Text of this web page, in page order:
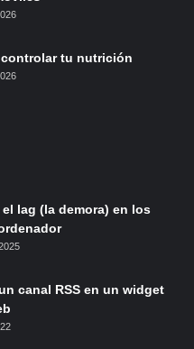
tu nutrición
lag (la demora) en los
canal RSS en un widget